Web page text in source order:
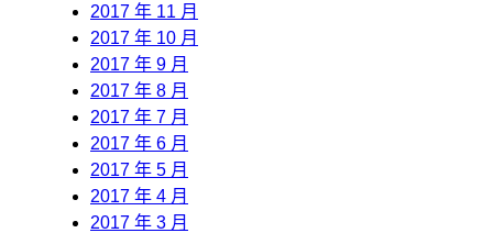
2017 年 11 月
2017 年 10 月
2017 年 9 月
2017 年 8 月
2017 年 7 月
2017 年 6 月
2017 年 5 月
2017 年 4 月
2017 年 3 月